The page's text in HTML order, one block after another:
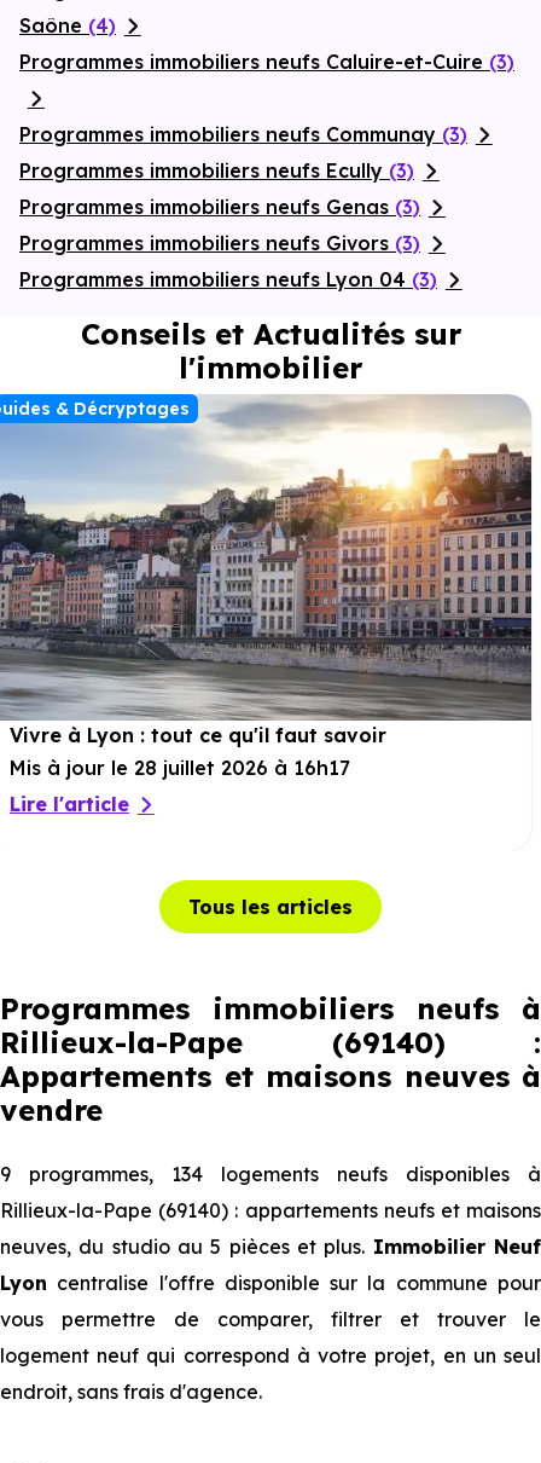
Saône (4)
Programmes immobiliers neufs Caluire-et-Cuire (3)
Programmes immobiliers neufs Communay (3)
Programmes immobiliers neufs Ecully (3)
Programmes immobiliers neufs Genas (3)
Programmes immobiliers neufs Givors (3)
Programmes immobiliers neufs Lyon 04 (3)
Conseils et Actualités sur
l'immobilier
& Décryptages
Vivre à Lyon : tout ce qu'il faut savoir
Mis à jour le 28 juillet 2026 à 16h17
Lire l'article
Tous les articles
Programmes immobiliers neufs à
Rillieux-la-Pape (69140) :
Appartements et maisons neuves à
vendre
9 programmes, 134 logements neufs disponibles à
Rillieux-la-Pape (69140) : appartements neufs et maisons
neuves, du studio au 5 pièces et plus. Immobilier Neuf
Lyon centralise l'offre disponible sur la commune pour
vous permettre de comparer, filtrer et trouver le
logement neuf qui correspond à votre projet, en un seul
endroit, sans frais d'agence.